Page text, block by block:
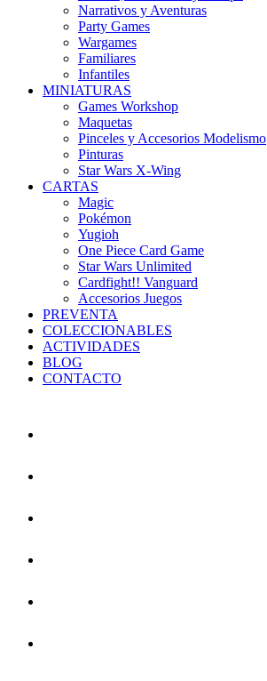
Narrativos y Aventuras
Party Games
Wargames
Familiares
Infantiles
MINIATURAS
Games Workshop
Maquetas
Pinceles y Accesorios Modelismo
Pinturas
Star Wars X-Wing
CARTAS
Magic
Pokémon
Yugioh
One Piece Card Game
Star Wars Unlimited
Cardfight!! Vanguard
Accesorios Juegos
PREVENTA
COLECCIONABLES
ACTIVIDADES
BLOG
CONTACTO